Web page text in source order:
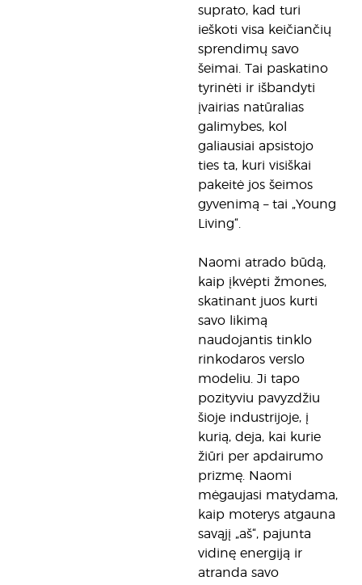
suprato, kad turi
ieškoti visa keičiančių
sprendimų savo
šeimai. Tai paskatino
tyrinėti ir išbandyti
įvairias natūralias
galimybes, kol
galiausiai apsistojo
ties ta, kuri visiškai
pakeitė jos šeimos
gyvenimą – tai „Young
Living“.
Naomi atrado būdą,
kaip įkvėpti žmones,
skatinant juos kurti
savo likimą
naudojantis tinklo
rinkodaros verslo
modeliu. Ji tapo
pozityviu pavyzdžiu
šioje industrijoje, į
kurią, deja, kai kurie
žiūri per apdairumo
prizmę. Naomi
mėgaujasi matydama,
kaip moterys atgauna
savąjį „aš“, pajunta
vidinę energiją ir
atranda savo